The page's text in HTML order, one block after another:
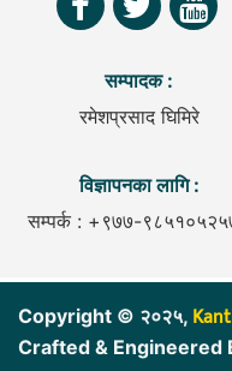
सम्पादक :
रमेशप्रसाद घिमिरे
विज्ञापनका लागि :
सम्पर्क : +९७७-
Copyright © २०२५,
Crafted & Engineered